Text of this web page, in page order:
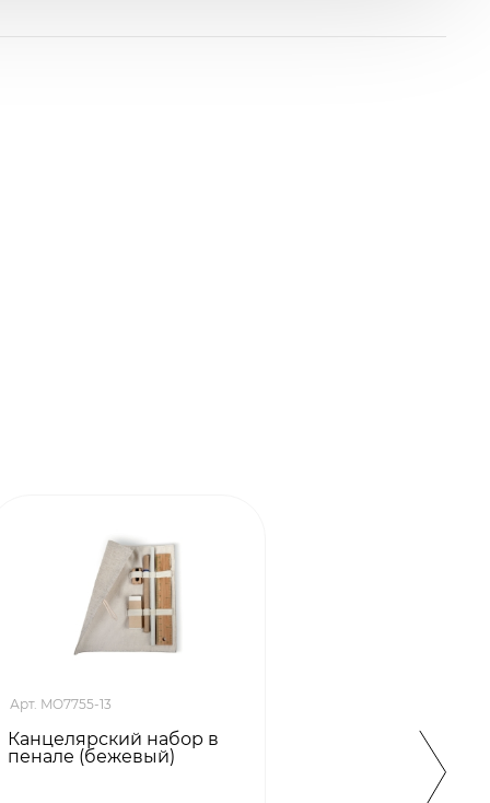
Арт. MO7755-13
Канцелярский набор в
пенале (бежевый)